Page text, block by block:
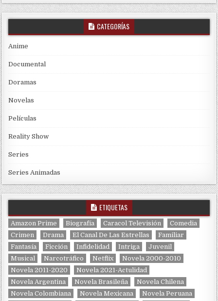
CATEGORÍAS
Anime
Documental
Doramas
Novelas
Películas
Reality Show
Series
Series Animadas
ETIQUETAS
Amazon Prime Biografía Caracol Televisión
Comedia
Crimen
Drama El Canal De Las Estrellas
Familiar
Fantasía
Ficción Infidelidad Intriga
Juvenil
Musical
Narcotráfico Netflix
Novela 2000-2010
Novela 2011-2020
Novela 2021-Actulidad
Novela Argentina
Novela Brasileña
Novela Chilena
Novela Colombiana
Novela Mexicana
Novela Peruana